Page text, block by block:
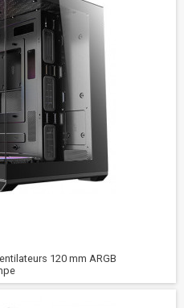
120 mm ARGB